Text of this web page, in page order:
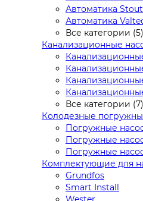
Автоматика Stout
Автоматика
Все категории (5)
Канализационные
Все категории (7)
Колодезные
Погружные
Погружные
Погружные
Комплектующие для
Grundfos
Smart Install